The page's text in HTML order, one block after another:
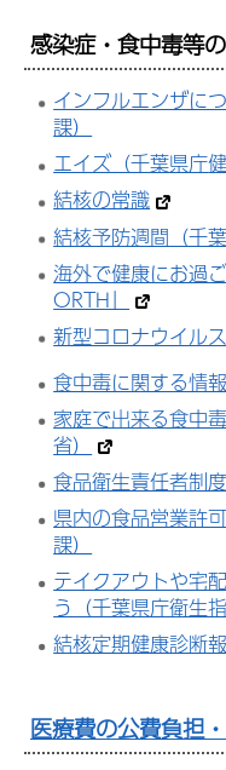
感染症・食中毒等
インフルエンザに
課）
エイズ（千葉県庁
結核の常識
結核予防週間（千
海外で健康にお過
ORTH」
新型コロナウイル
食中毒に関する情報
家庭で出来る食中
省）
食品衛生責任者制
県内の食品営業許
課）
テイクアウトや宅
う（千葉県庁衛生指
結核定期健康診断
医療費の公費負担